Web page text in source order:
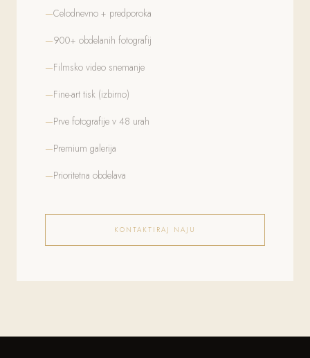
Celodnevno + predporoka
900+ obdelanih fotografij
Filmsko video snemanje
Fine-art tisk (izbirno)
Prve fotografije v 48 urah
Premium galerija
Prioritetna obdelava
KONTAKTIRAJ NAJU